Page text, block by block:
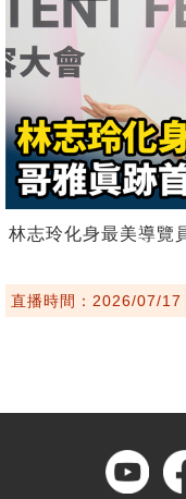
林志玲化身最美導覽
直播時間：2026/07/